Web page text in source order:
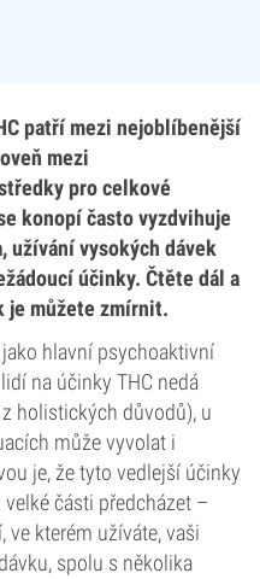
patří mezi nejoblíbenější
mezi
pro celkové
konopí často vyzdvihuje
užívání vysokých dávek
účinky. Čtěte dál a
je můžete zmírnit.
hlavní psychoaktivní
na účinky THC nedá
holistických důvodů), u
může vyvolat i
je, že tyto vedlejší účinky
části předcházet –
kterém užíváte, vaši
spolu s několika